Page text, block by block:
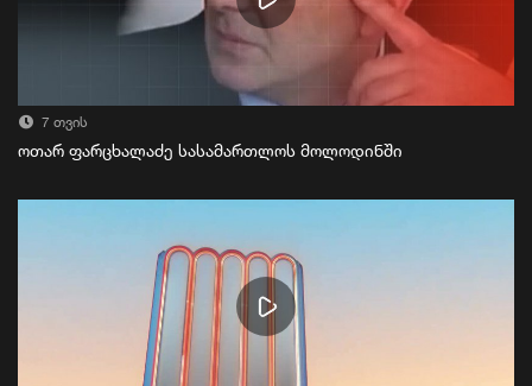
7 თვის
ოთარ ფარცხალაძე სასამართლოს მოლოდინში